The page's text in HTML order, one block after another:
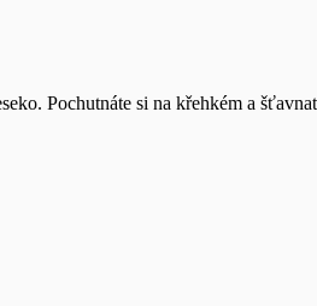
Pochutnáte si na křehkém a